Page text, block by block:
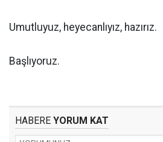
Umutluyuz, heyecanlıyız, hazırız.
Başlıyoruz.
HABERE YORUM KAT